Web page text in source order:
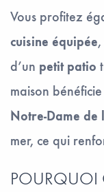
Vous profitez
cuisine équipée
d’un petit patio
maison
Notre-Dame de
mer, ce qui
POURQUOI